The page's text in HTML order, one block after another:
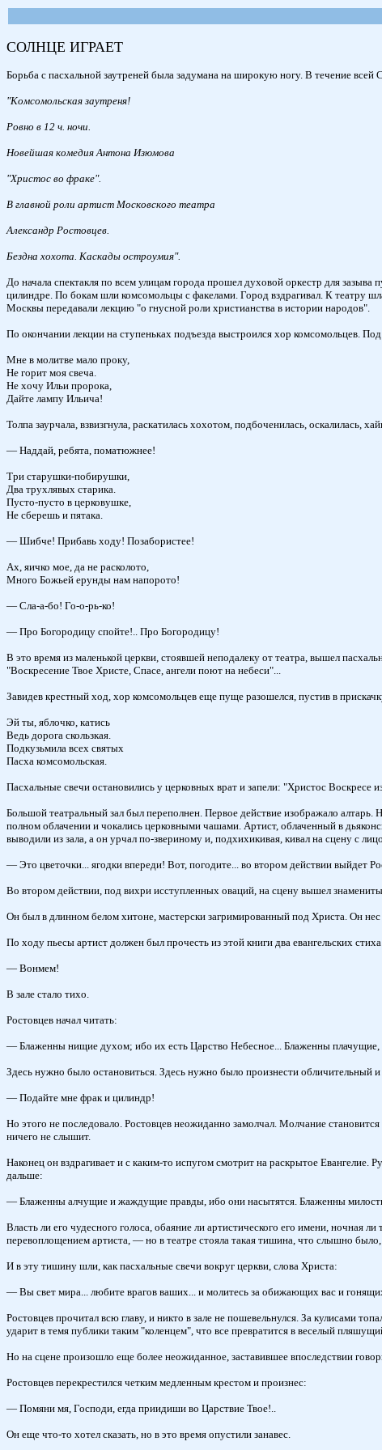
СОЛНЦЕ ИГРАЕТ
Борьба с пасхальной заутреней была задумана на широкую ногу. В течение
"Комсомольская заутреня!
Ровно в 12 ч. ночи.
Новейшая комедия Антона Изюмова
"Христос вo фраке".
В главной роли артист Московского театра
Александр Ростовцев.
Бездна хохота. Каскады остроумия".
До начала спектакля по всем улицам города прошел духовой оркестр для
цилиндре. По бокам шли комсомольцы с факелами. Город вздрагивал. К театру
Москвы передавали лекцию "о гнусной роли христианства в истории народов".
По окончании лекции на ступеньках подъезда выстроился хор комсомольцев.
Мне в молитве мало проку,
Не горит моя свеча.
Не хочу Ильи пророка,
Дайте лампу Ильича!
Толпа заурчала, взвизгнула, раскатилась хохотом, подбоченилась, оскалилась,
— Наддай, ребята, поматюжнее!
Три старушки-побирушки,
Два трухлявых старика.
Пусто-пусто в церковушке,
Не сберешь и пятака.
— Шибче! Прибавь ходу! Позабористее!
Ах, яичко мое, да не расколото,
Много Божьей ерунды нам напорото!
— Сла-а-бо! Го-о-рь-ко!
— Про Богородицу спойте!.. Про Богородицу!
В это время из маленькой церкви, стоявшей неподалеку от театра, вышел
"Воскресение Твое Христе, Спасе, ангели поют на небеси"...
Завидев крестный ход, хор комсомольцев еще пуще разошелся, пустив в
Эй ты, яблочко, катись
Ведь дорога скользкая.
Подкузьмила всех святых
Пасха комсомольская.
Пасхальные свечи остановились у церковных врат и запели: "Христос Воскресе
Большой театральный зал был переполнен. Первое действие изображало
полном облачении и чокались церковными чашами. Артист, облаченный в
выводили из зала, а он урчал по-звериному и, подхихикивая, кивал на сцену с
— Это цветочки... ягодки впереди! Вот, погодите... во втором действии выйдет
Во втором действии, под вихри исступленных оваций, на сцену вышел
Он был в длинном белом хитоне, мастерски загримированный под Христа. Он нес
По ходу пьесы артист должен был прочесть из этой книги два евангельских
— Вонмем!
В зале стало тихо.
Ростовцев начал читать:
— Блаженны нищие духом; ибо их есть Царство Небесное... Блаженны плачущие,
Здесь нужно было остановиться. Здесь нужно было произнести обличительный
— Подайте мне фрак и цилиндр!
Но этого не последовало. Ростовцев неожиданно замолчал. Молчание
ничего не слышит.
Наконец он вздрагивает и с каким-то испугом смотрит на раскрытое Евангелие.
дальше:
— Блаженны алчущие и жаждущие правды, ибо они насытятся. Блаженны
Власть ли его чудесного голоса, обаяние ли артистического его имени,
перевоплощением артиста, — но в театре стояла такая тишина, что слышно
И в эту тишину шли, как пасхальные свечи вокруг церкви, слова Христа:
— Вы свет мира... любите врагов ваших... и молитесь за обижающих вас и
Ростовцев прочитал всю главу, и никто в зале не пошевельнулся. За кулисами
ударит в темя публики таким "коленцем", что все превратится в веселый
Но на сцене произошло еще более неожиданное, заставившее впоследствии
Ростовцев перекрестился четким медленным крестом и произнес:
— Помяни мя, Господи, егда приидиши во Царствие Твое!..
Он еще что-то хотел сказать, но в это время опустили занавес.